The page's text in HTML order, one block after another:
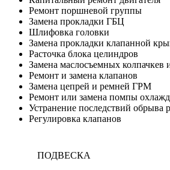
Ремонт поршневой группы
Замена прокладки ГБЦ
Шлифовка головки
Замена прокладки клапанной
Расточка блока целиндров
Замена маслосъемных колпачкев
Ремонт и замена клапанов
Замена цепрей и ремней ГРМ
Ремонт или замена помпы
Устранение последствий
Регулировка клапанов
ПОДВЕСКА